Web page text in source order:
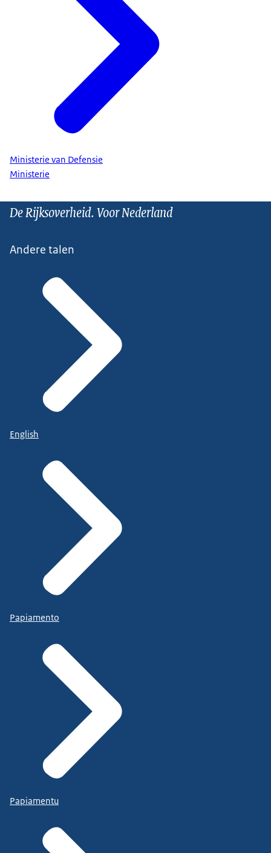
Ministerie van Defensie
Ministerie
De Rijksoverheid. Voor Nederland
Andere talen
English
Papiamento
Papiamentu